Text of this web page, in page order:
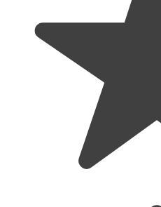
jucaria/produsul departe de
temperaturi ridicate si
curata cu o carpa usor
imediat dupa curatare.
Tip produs: [5704]: Jucarie